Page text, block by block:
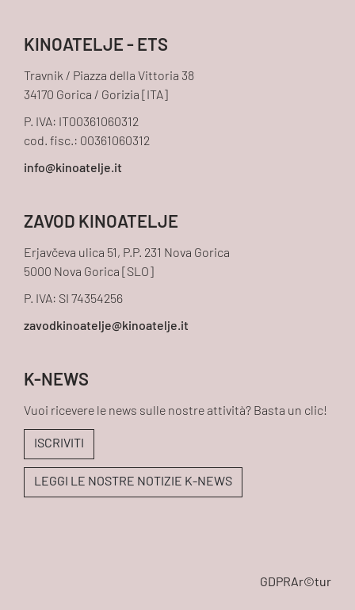
KINOATELJE - ETS
Travnik / Piazza della Vittoria 38
34170 Gorica / Gorizia [ITA]
P. IVA: IT00361060312
cod. fisc.: 00361060312
ZAVOD KINOATELJE
Erjavčeva ulica 51, P.P. 231 Nova Gorica
5000 Nova Gorica [SLO]
P. IVA: SI 74354256
K-NEWS
Vuoi ricevere le news sulle nostre attività? Basta un clic!
ISCRIVITI
LEGGI LE NOSTRE NOTIZIE K-NEWS
GDPRAr©tur